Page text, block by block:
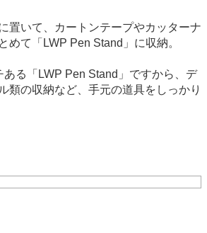
置いて、カートンテープやカッターナ
めて「LWP Pen Stand」に収納。
ある「LWP Pen Stand」ですから、デ
類の収納など、手元の道具をしっかり